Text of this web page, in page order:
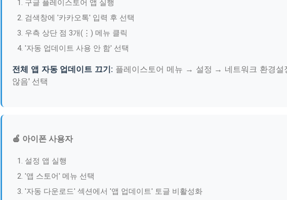
구글 플레이스토어 앱 실행
검색창에 '카카오톡' 입력 후 선택
우측 상단 점 3개(⋮) 메뉴 클릭
'자동 업데이트 사용 안 함' 선택
전체 앱 자동 업데이트 끄기: 플레이스토어 메뉴 → 설정 → 네트워크 환경
않음' 선택
🍎 아이폰 사용자
설정 앱 실행
'앱 스토어' 메뉴 선택
'자동 다운로드' 섹션에서 '앱 업데이트' 토글 비활성화